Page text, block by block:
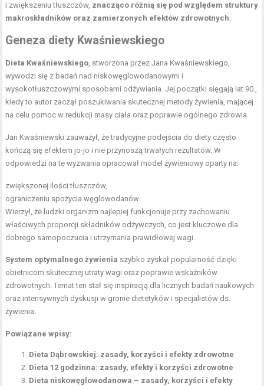
i zwiększeniu tłuszczów, znacząco różnią się pod względem struktury
makroskładników oraz zamierzonych efektów zdrowotnych.
Geneza diety Kwaśniewskiego
Dieta Kwaśniewskiego, stworzona przez Jana Kwaśniewskiego,
wywodzi się z badań nad niskowęglowodanowymi i
wysokotłuszczowymi sposobami odżywiania. Jej początki sięgają lat 90.,
kiedy to autor zaczął poszukiwania skutecznej metody żywienia, mającej
na celu pomoc w redukcji masy ciała oraz poprawie ogólnego zdrowia.
Jan Kwaśniewski zauważył, że tradycyjne podejścia do diety często
kończą się efektem jo-jo i nie przynoszą trwałych rezultatów. W
odpowiedzi na te wyzwania opracował model żywieniowy oparty na:
zwiększonej ilości tłuszczów,
ograniczeniu spożycia węglowodanów.
Wierzył, że ludzki organizm najlepiej funkcjonuje przy zachowaniu
właściwych proporcji składników odżywczych, co jest kluczowe dla
dobrego samopoczucia i utrzymania prawidłowej wagi.
System optymalnego żywienia szybko zyskał popularność dzięki
obietnicom skutecznej utraty wagi oraz poprawie wskaźników
zdrowotnych. Temat ten stał się inspiracją dla licznych badań naukowych
oraz intensywnych dyskusji w gronie dietetyków i specjalistów ds.
żywienia.
Powiązane wpisy:
Dieta Dąbrowskiej: zasady, korzyści i efekty zdrowotne
Dieta 12 godzinna: zasady, efekty i korzyści zdrowotne
Dieta niskowęglowodanowa – zasady, korzyści i efekty